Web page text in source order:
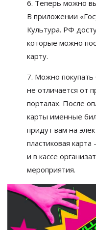
6. Теперь можно
В приложении «
Культура. РФ
которые можно
карту.
7. Можно покупать
не отличается от
порталах. После
карты именные
придут вам на
пластиковая карта
и в кассе
мероприятия.